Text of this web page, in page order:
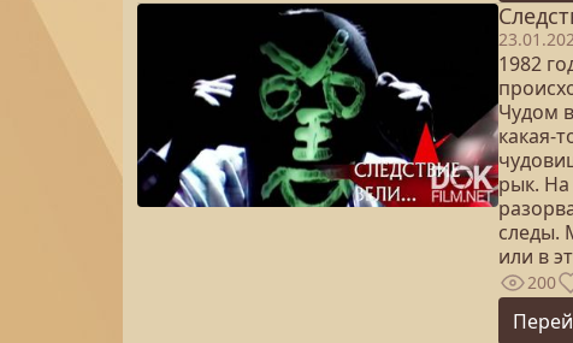
1982
Чудом
какая-
рык.
следы.
или в
200